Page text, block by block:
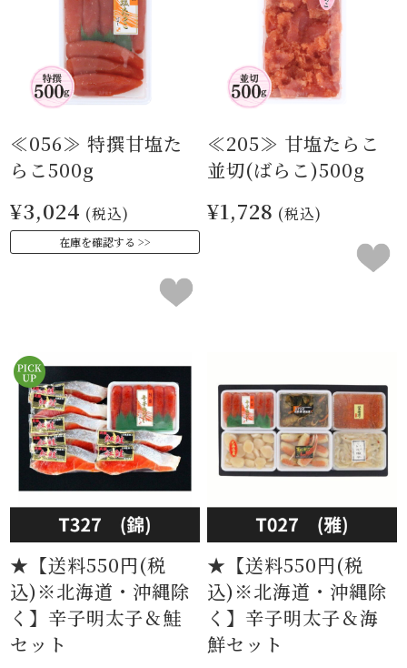
≪056≫ 特撰甘塩た
らこ500g
¥3,024 (税込)
在庫を確認する
≪205≫ 甘塩たらこ
並切(ばらこ)500g
¥1,728 (税込)
★【送料550円(税
込)※北海道・沖縄除
く】辛子明太子＆鮭
セット
★【送料550円(税
込)※北海道・沖縄除
く】辛子明太子＆海
鮮セット